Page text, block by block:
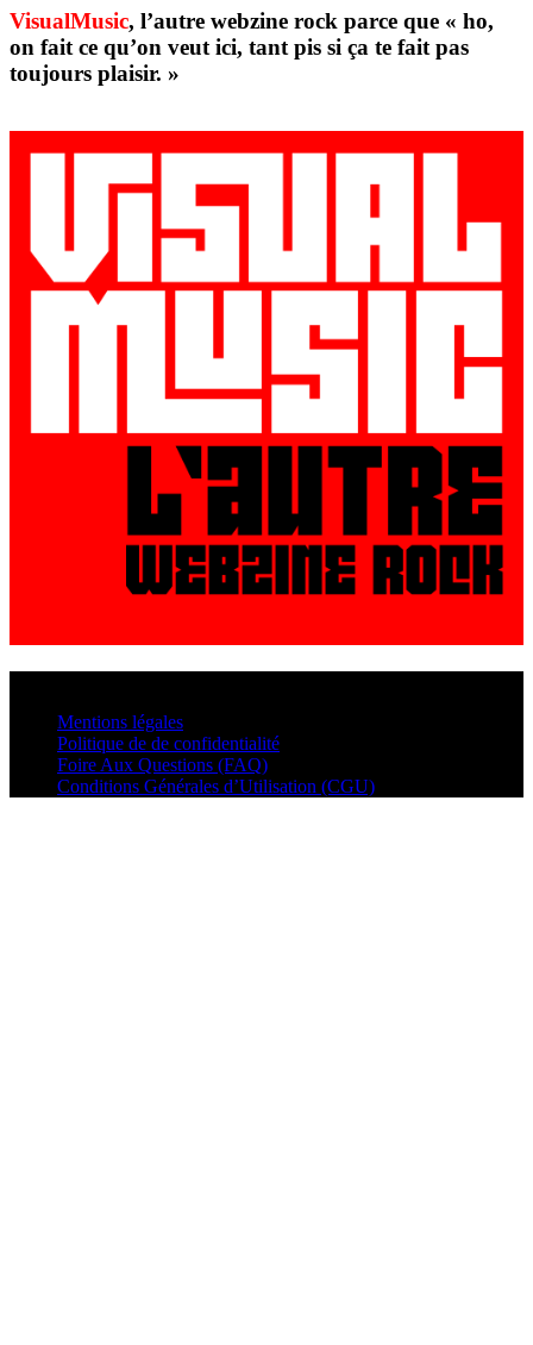
VisualMusic, l’autre webzine rock parce que « ho,
on fait ce qu’on veut ici, tant pis si ça te fait pas
toujours plaisir. »
Mentions légales
Politique de de confidentialité
Foire Aux Questions (FAQ)
Conditions Générales d’Utilisation (CGU)